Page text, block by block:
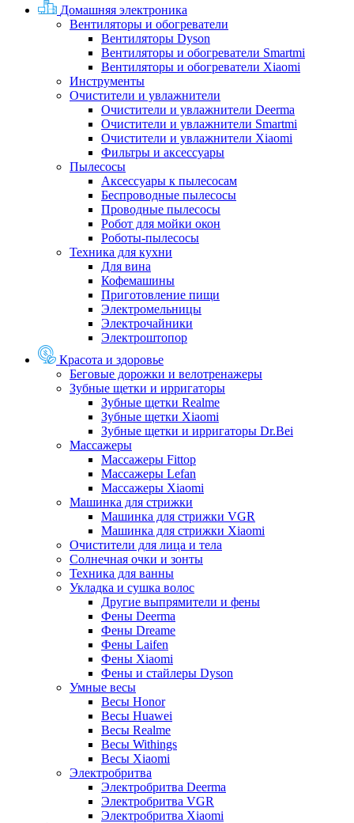
Домашняя электроника
Вентиляторы и обогреватели
Вентиляторы Dyson
Вентиляторы и обогреватели Smartmi
Вентиляторы и обогреватели Xiaomi
Инструменты
Очистители и увлажнители
Очистители и увлажнители Deerma
Очистители и увлажнители Smartmi
Очистители и увлажнители Xiaomi
Фильтры и аксессуары
Пылесосы
Аксессуары к пылесосам
Беспроводные пылесосы
Проводные пылесосы
Робот для мойки окон
Роботы-пылесосы
Техника для кухни
Для вина
Кофемашины
Приготовление пищи
Электромельницы
Электрочайники
Электроштопор
Красота и здоровье
Беговые дорожки и велотренажеры
Зубные щетки и ирригаторы
Зубные щетки Realme
Зубные щетки Xiaomi
Зубные щетки и ирригаторы Dr.Bei
Массажеры
Массажеры Fittop
Массажеры Lefan
Массажеры Xiaomi
Машинка для стрижки
Машинка для стрижки VGR
Машинка для стрижки Xiaomi
Очистители для лица и тела
Солнечная очки и зонты
Техника для ванны
Укладка и сушка волос
Другие выпрямители и фены
Фены Deerma
Фены Dreame
Фены Laifen
Фены Xiaomi
Фены и стайлеры Dyson
Умные весы
Весы Honor
Весы Huawei
Весы Realme
Весы Withings
Весы Xiaomi
Электробритва
Электробритва Deerma
Электробритва VGR
Электробритва Xiaomi